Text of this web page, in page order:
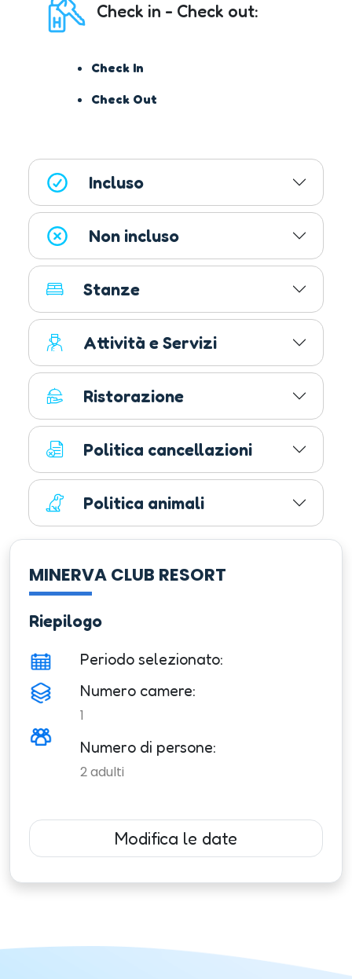
Check in - Check out:
Check In
Check Out
Incluso
Non incluso
Stanze
Attività e Servizi
Ristorazione
Politica cancellazioni
Politica animali
MINERVA CLUB RESORT
Riepilogo
Periodo selezionato:
Numero camere:
1
Numero di persone:
2adulti
Modifica le date